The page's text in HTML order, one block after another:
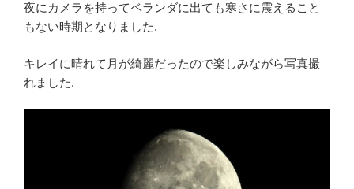
夜にカメラを持ってベランダに出ても寒さに震えること
もない時期となりました.
キレイに晴れて月が綺麗だったので楽しみながら写真撮
れました.